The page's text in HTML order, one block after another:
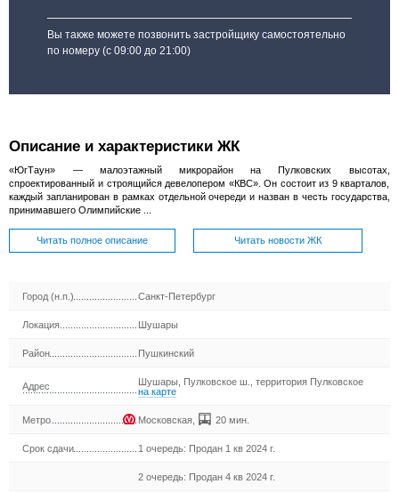
Вы также можете позвонить застройщику самостоятельно
по номеру(с 09:00 до 21:00)
Описание и характеристики ЖК
«ЮгТаун» — малоэтажный микрорайон на Пулковских высотах,
спроектированный и строящийся девелопером «КВС». Он состоит из 9 кварталов,
каждый запланирован в рамках отдельной очереди и назван в честь государства,
принимавшего Олимпийские ...
Читать полное описание Читать новости ЖК
Город (н.п.) Санкт-Петербург
Локация Шушары
Район Пушкинский
Адрес
Шушары, Пулковское ш., территория Пулковское
на карте
Метро Московская 20 мин.
Срок сдачи 1 очередь: Продан 1 кв 2024 г.
2 очередь: Продан 4 кв 2024 г.